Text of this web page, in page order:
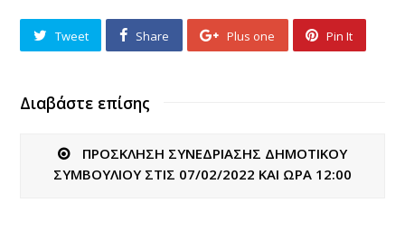
Tweet Share Plus one Pin It
Διαβάστε επίσης
ΠΡΟΣΚΛΗΣΗ ΣΥΝΕΔΡΙΑΣΗΣ ΔΗΜΟΤΙΚΟΥ
ΣΥΜΒΟΥΛΙΟΥ ΣΤΙΣ 07/02/2022 ΚΑΙ ΩΡΑ 12:00